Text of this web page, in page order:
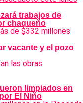
trabajos de
chaqueño
vacante y el pozo
limpiados en
El Niño